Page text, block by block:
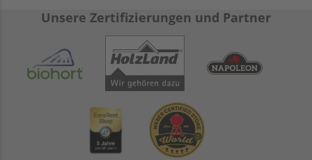
Unsere Zertifizierungen und Partner